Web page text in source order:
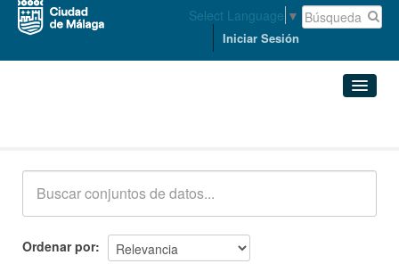
Select Language ▼
Iniciar Sesión
Ordenar por